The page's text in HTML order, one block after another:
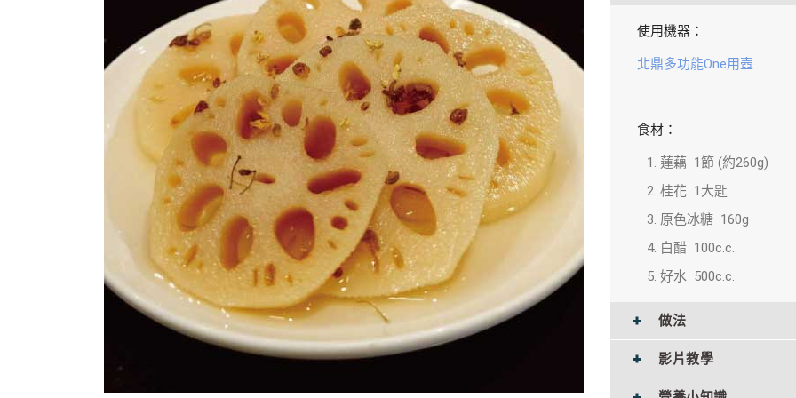
使用機器：
北鼎多功能One用壺
食材：
蓮藕 1節 (約260g)
桂花 1大匙
原色冰糖 160g
白醋 100c.c.
好水 500c.c.
做法
影片教學